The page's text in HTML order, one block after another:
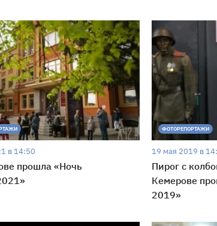
в 14:50
прошла «Ночь
ФОТОРЕПОРТАЖИ
19 мая 2019 в
Пирог с
Кемерове
2019»